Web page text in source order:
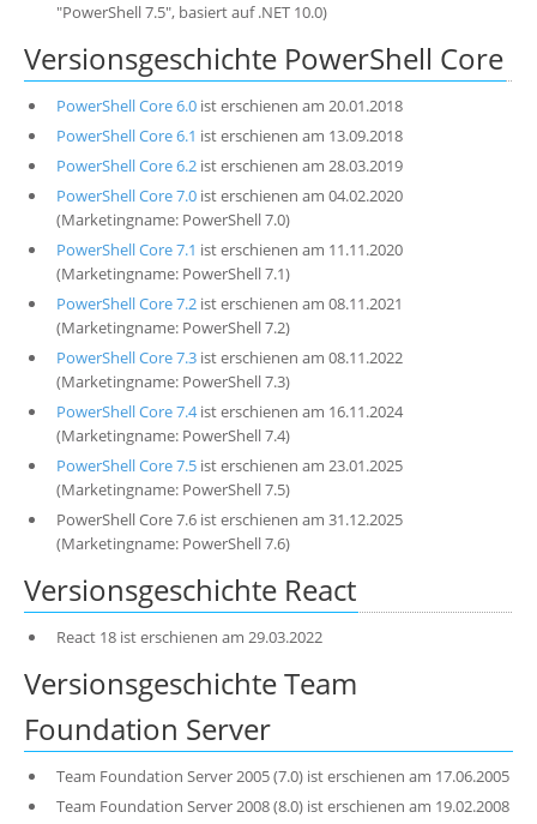
"PowerShell 7.5", basiert auf .NET 10.0)
Versionsgeschichte PowerShell Core
PowerShell Core 6.0ist erschienen am 20.01.2018
PowerShell Core 6.1 ist erschienen am 13.09.2018
PowerShell Core 6.2ist erschienen am 28.03.2019
PowerShell Core 7.0ist erschienen am 04.02.2020
(Marketingname: PowerShell 7.0)
PowerShell Core 7.1 ist erschienen am 11.11.2020
(Marketingname: PowerShell 7.1)
PowerShell Core 7.2ist erschienen am 08.11.2021
(Marketingname: PowerShell 7.2)
PowerShell Core 7.3ist erschienen am 08.11.2022
(Marketingname: PowerShell 7.3)
PowerShell Core 7.4ist erschienen am 16.11.2024
(Marketingname: PowerShell 7.4)
PowerShell Core 7.5ist erschienen am 23.01.2025
(Marketingname: PowerShell 7.5)
PowerShell Core 7.6 ist erschienen am 31.12.2025
(Marketingname: PowerShell 7.6)
Versionsgeschichte React
React 18 ist erschienen am 29.03.2022
Versionsgeschichte Team
Foundation Server
Team Foundation Server 2005 (7.0) ist erschienen am 17.06.2005
Team Foundation Server 2008 (8.0) ist erschienen am 19.02.2008